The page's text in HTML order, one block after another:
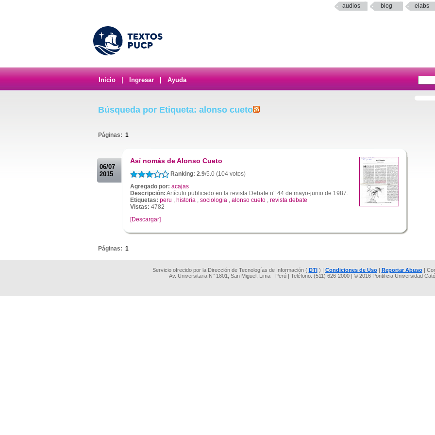
audios blog elabs
Inicio Ingresar Ayuda
Búsqueda por Etiqueta: alonso cueto
Páginas: 1
06/07
2015
Así nomás de Alonso Cueto
Ranking: 2.9/5.0 (104 votos)
Agregado por: acajas
Descripción: Artículo publicado en la revista Debate n° 44 de mayo-junio de 1987.
Etiquetas: peru , historia , sociologia , alonso cueto , revista debate
Vistas: 4782
[Descargar]
Páginas: 1
Servicio ofrecido por la Dirección de Tecnologías de Información ( DTI) | Condiciones de Uso| Reportar Abuso|
Av. Universitaria N° 1801, San Miguel, Lima - Perú | Teléfono: (511) 626-2000 | © 2016 Pontificia Universidad